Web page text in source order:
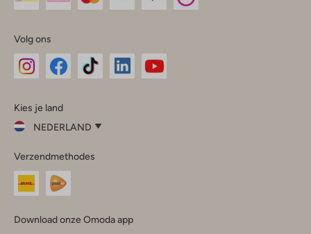
Volg ons
InstagramFacebook
Kies je land
NEDERLAND
je
land
Nederland
Verzendmethodes
Download onze Omoda app